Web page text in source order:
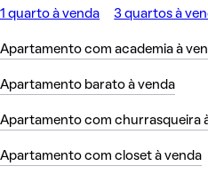
1 quarto à venda
3 quartos à
Apartamento com academia à
Apartamento barato à venda
Apartamento com churrasqueira
Apartamento com closet à venda